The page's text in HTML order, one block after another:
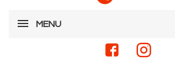
MENU